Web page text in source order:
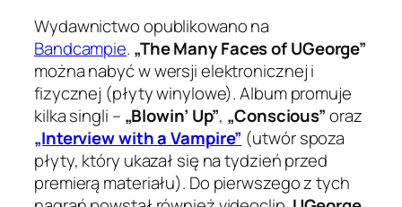
Wydawnictwo opublikowano na
Bandcampie. „The Many Faces of UGeorge”
można nabyć w wersji elektronicznej i
fizycznej (płyty winylowe). Album promuje
kilka singli – „Blowin’ Up”, „Conscious”oraz
„Interview with a Vampire” (utwór spoza
płyty, który ukazał się na tydzień przed
premierą materiału). Do pierwszego z tych